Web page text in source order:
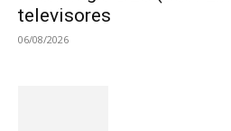
televisores
06/08/2026